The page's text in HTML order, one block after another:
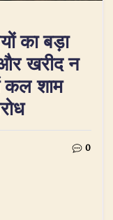
का बड़ा
खरीद न
कल शाम
0